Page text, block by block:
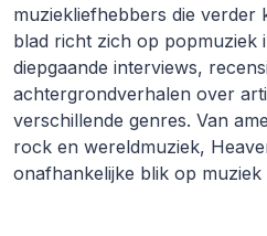
muziekliefhebbers die verder
blad richt zich op popmuziek
diepgaande interviews,
achtergrondverhalen over
verschillende genres. Van
rock en wereldmuziek,
onafhankelijke blik op